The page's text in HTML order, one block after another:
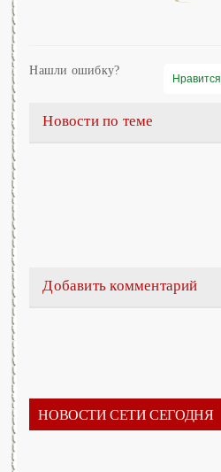
Нравится
Нашли ошибку?
Новости по теме
Добавить комментарий
НОВОСТИ СЕТИ СЕГОДНЯ